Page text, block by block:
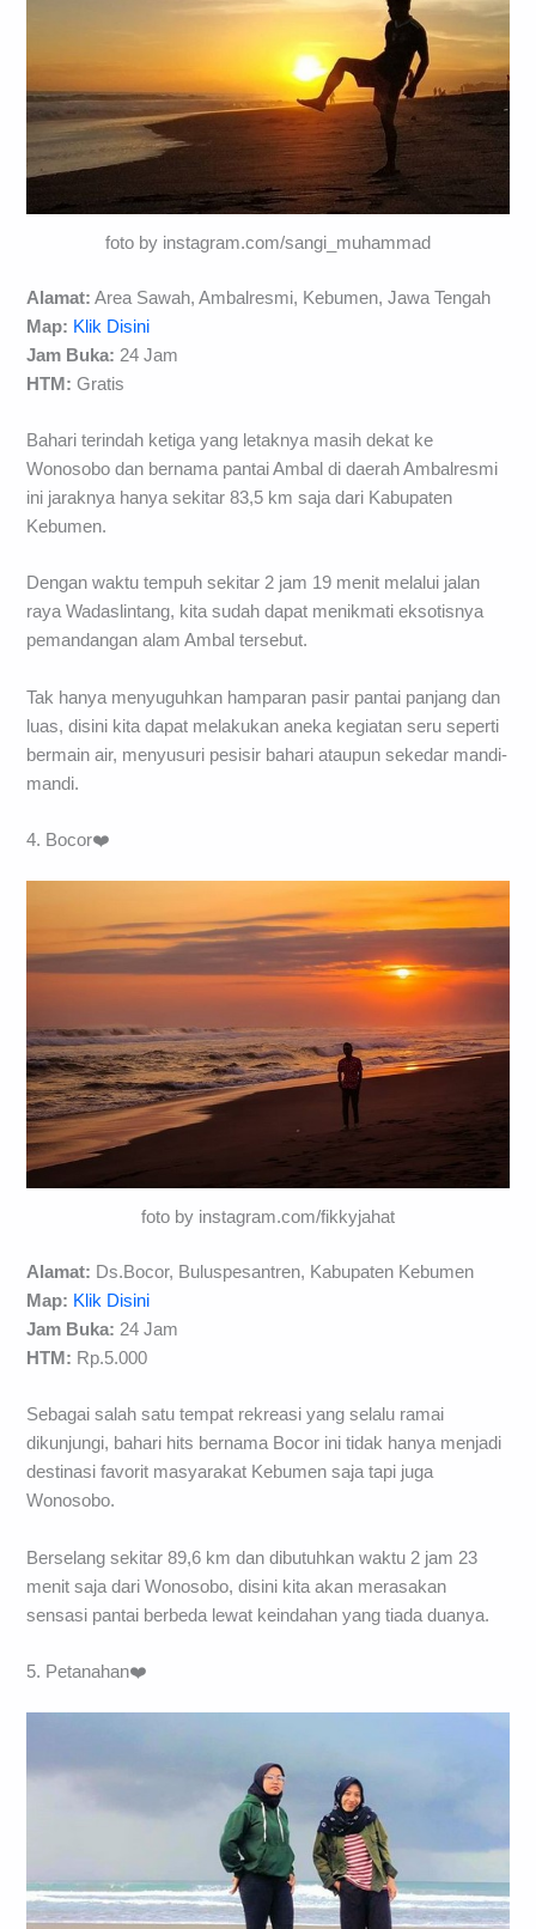
foto by instagram.com/sangi_muhammad
Alamat: Area Sawah, Ambalresmi, Kebumen, Jawa Tengah
Map: Klik Disini
Jam Buka: 24 Jam
HTM: Gratis
Bahari terindah ketiga yang letaknya masih dekat ke
Wonosobo dan bernama pantai Ambal di daerah Ambalresmi
ini jaraknya hanya sekitar 83,5 km saja dari Kabupaten
Kebumen.
Dengan waktu tempuh sekitar 2 jam 19 menit melalui jalan
raya Wadaslintang, kita sudah dapat menikmati eksotisnya
pemandangan alam Ambal tersebut.
Tak hanya menyuguhkan hamparan pasir pantai panjang dan
luas, disini kita dapat melakukan aneka kegiatan seru seperti
bermain air, menyusuri pesisir bahari ataupun sekedar mandi-
mandi.
4. Bocor❤️
foto by instagram.com/fikkyjahat
Alamat: Ds.Bocor, Buluspesantren, Kabupaten Kebumen
Map: Klik Disini
Jam Buka: 24 Jam
HTM: Rp.5.000
Sebagai salah satu tempat rekreasi yang selalu ramai
dikunjungi, bahari hits bernama Bocor ini tidak hanya menjadi
destinasi favorit masyarakat Kebumen saja tapi juga
Wonosobo.
Berselang sekitar 89,6 km dan dibutuhkan waktu 2 jam 23
menit saja dari Wonosobo, disini kita akan merasakan
sensasi pantai berbeda lewat keindahan yang tiada duanya.
5. Petanahan❤️